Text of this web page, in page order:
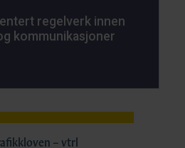
regelverk innen
kommunikasjoner
– vtrl